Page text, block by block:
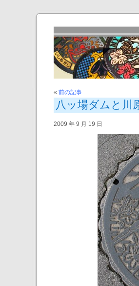
« 前の記事
八ッ場ダムと川
2009 年 9 月 19 日